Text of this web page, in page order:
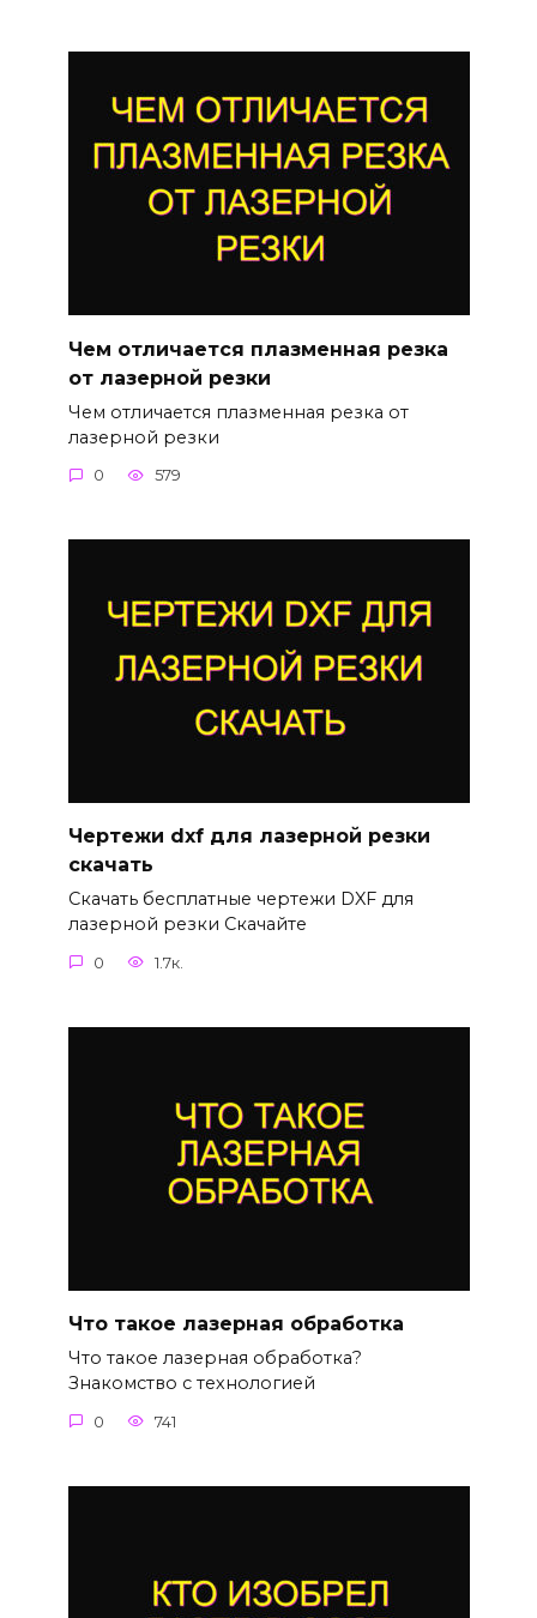
Чем отличается плазменная резка
от лазерной резки
Чем отличается плазменная резка от
лазерной резки
0 579
Чертежи dxf для лазерной резки
скачать
Скачать бесплатные чертежи DXF для
лазерной резки Скачайте
0 1.7к.
Что такое лазерная обработка
Что такое лазерная обработка?
Знакомство с технологией
0 741